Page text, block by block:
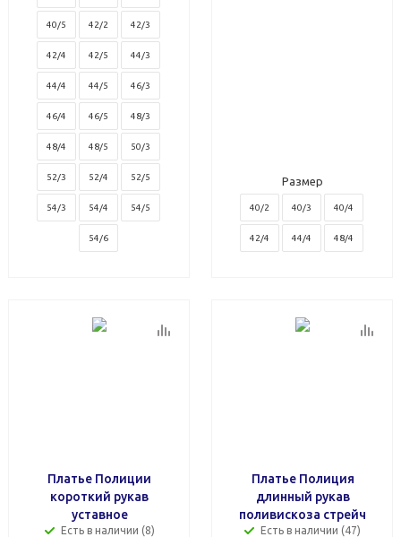
40/5 42/2 42/3
42/4 42/5 44/3
44/4 44/5 46/3
46/4 46/5 48/3
48/4 48/5 50/3
52/3 52/4 52/5
54/3 54/4 54/5
54/6
Размер
40/2 40/3 40/4
42/4 44/4 48/4
Платье Полиции
короткий рукав
уставное
Есть в наличии (8)
Платье Полиция
длинный рукав
поливискоза стрейч
Есть в наличии (47)